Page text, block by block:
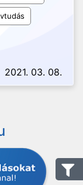
2021. 03. 08.